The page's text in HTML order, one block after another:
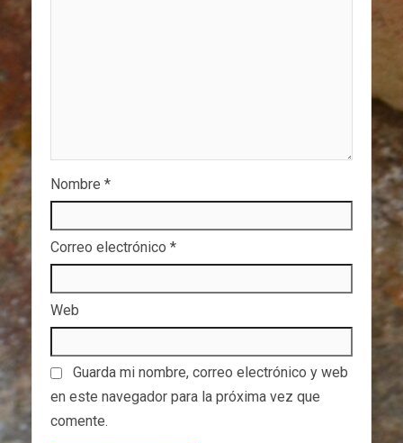
Nombre *
Correo electrónico *
Web
Guarda mi nombre, correo electrónico y web
en este navegador para la próxima vez que
comente.